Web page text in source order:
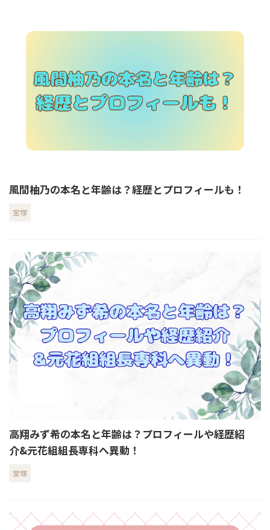
風間柚乃の本名と年齢は？経歴とプロフィールも！
宝塚
高翔みず希の本名と年齢は？プロフィールや経歴紹
介&元花組組長専科へ異動！
宝塚